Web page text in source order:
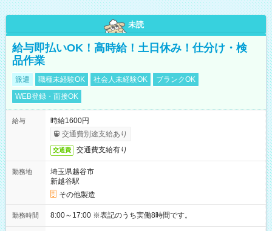
未読
給与即払いOK！高時給！土日休み！仕分け・検
品作業
派遣 職種未経験OK 社会人未経験OK
ブランクOK
WEB登録・面接OK
給与
時給1600円
交通費別途支給あり
交通費 交通費支給有り
勤務地
埼玉県越谷市
新越谷駅
その他製造
勤務時間 8:00～17:00 ※表記のうち実働8時間です。